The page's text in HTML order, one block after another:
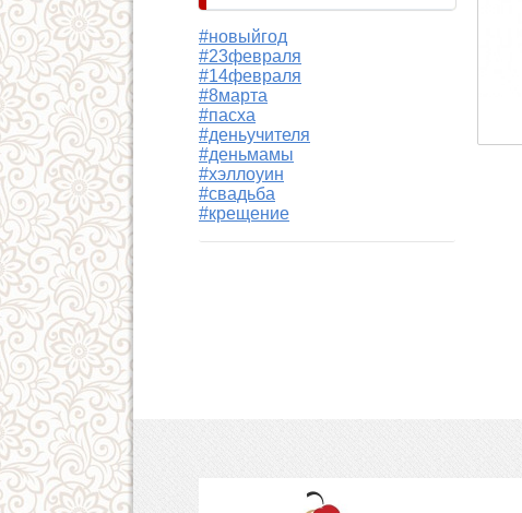
#новыйгод
#23февраля
#14февраля
#8марта
#пасха
#деньучителя
#деньмамы
#хэллоуин
#свадьба
#крещение